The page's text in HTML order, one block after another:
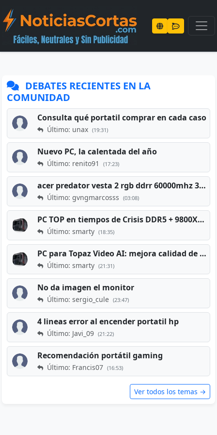
DEBATES RECIENTES EN LA
COMUNIDAD
Consulta qué portatil comprar en cada caso
Último: unax (19:31)
Nuevo PC, la calentada del año
Último: renito91 (17:23)
acer predator vesta 2 rgb ddrr 60000mhz 32gb x2 16gb
Último: gvngmarcosss (03:08)
PC TOP en tiempos de Crisis DDR5 + 9800X3D + RTX 5080 [2026][2400€]
Último: smarty (18:35)
PC para Topaz Video AI: mejora calidad de vídeos viejos
Último: smarty (21:31)
No da imagen el monitor
Último: sergio_cule (23:47)
4 lineas error al encender portatil hp
Último: Javi_09 (21:22)
Recomendación portátil gaming
Último: Francis07 (16:53)
Ver todos los temas →